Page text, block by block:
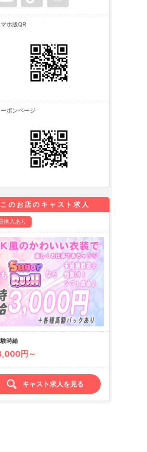
ホ版QR
ポンページ
このお店のキャスト求人
体入あり
時給
円～
キャスト求人を見る